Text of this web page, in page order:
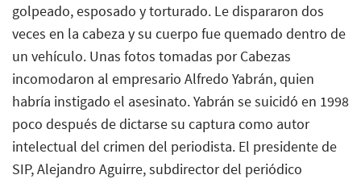
golpeado, esposado y torturado. Le dispararon dos
veces en la cabeza y su cuerpo fue quemado dentro de
un vehículo. Unas fotos tomadas por Cabezas
incomodaron al empresario Alfredo Yabrán, quien
habría instigado el asesinato. Yabrán se suicidó en 1998
poco después de dictarse su captura como autor
intelectual del crimen del periodista. El presidente de
SIP, Alejandro Aguirre, subdirector del periódico